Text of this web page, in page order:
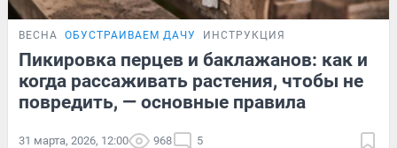
ВЕСНА ОБУСТРАИВАЕМ ДАЧУ ИНСТРУКЦИЯ
Пикировка перцев и баклажанов: как и
когда рассаживать растения, чтобы не
повредить, — основные правила
31 марта, 2026, 12:00 968 5